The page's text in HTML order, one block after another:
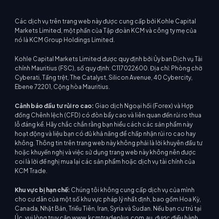
Các dịch vụ trên trang web này được cung cấp bởi Kohle Capital
Markets Limited, một phần của Tập đoàn KCM và công ty mẹ của
nó là KCM Group Holdings Limited.
Kohle Capital Markets Limited được quy định bởi Ủy ban Dịch vụ Tài
chính Mauritius (FSC), số quy định: C117022600. Địa chỉ: Phòng chờ
Cyberati, Tầng trệt, The Catalyst, Silicon Avenue, 40 Cybercity,
Ebene 72201, Cộng hòa Mauritius.
Cảnh báo đầu tư rủi ro cao: Giao dịch Ngoại hối (Forex) và Hợp
đồng Chênh lệch (CFD) có đòn bẩy cao và liên quan đến rủi ro thua
lỗ đáng kể. Hãy chắc chắn rằng bạn hiểu cách các sản phẩm này
hoạt động và liệu bạn có đủ khả năng để chấp nhận rủi ro cao hay
không. Thông tin trên trang web này không phải là lời khuyên đầu tư
hoặc khuyến nghị và việc sử dụng trang web này không nên được
coi là lời đề nghị mua lại các sản phẩm hoặc dịch vụ tài chính của
KCM Trade.
Khu vực bị hạn chế: Chúng tôi không cung cấp dịch vụ của mình
cho cư dân của một số khu vực pháp lý nhất định, bao gồm Hoa Kỳ,
Canada, Nhật Bản, Triều Tiên, Iran, Syria và Sudan. Nếu bạn cư trú tại